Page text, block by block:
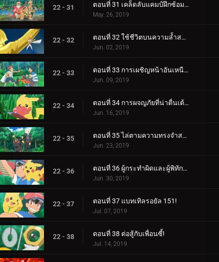
22 - 31 ตอนที่ 31 เคล็ดลับแคมป์ฝึกซ้อมสุดร้อนแรง!
May. 26, 2019
22 - 32 ตอนที่ 32 ใช้ชีวิตบนความล้ำสมัย!
Jun. 02, 2019
22 - 33 ตอนที่ 33 การเผชิญหน้าอันเหนือกาลเวลา!
Jun. 09, 2019
22 - 34 ตอนที่ 34 การผจญภัยที่น่าตื่นเต้นของปิกาจู!
Jun. 16, 2019
22 - 35 ตอนที่ 35 ไล่ตามความทรงจำสร้างความฝัน!
Jun. 23, 2019
22 - 36 ตอนที่ 36 ผู้กระทำผิดและผู้พิทักษ์ลีก!
Jun. 30, 2019
22 - 37 ตอนที่ 37 แบทเทิลรอยัล 151!
Jul. 07, 2019
22 - 38 ตอนที่ 38 ต่อสู้กับเพื่อนซี้!
Jul. 14, 2019